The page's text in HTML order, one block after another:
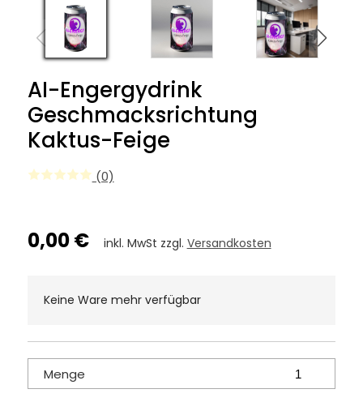
AI-Engergydrink
Geschmacksrichtung
Kaktus-Feige
(0)
0,00 € inkl. MwSt zzgl. Versandkosten
Keine Ware mehr verfügbar
Menge